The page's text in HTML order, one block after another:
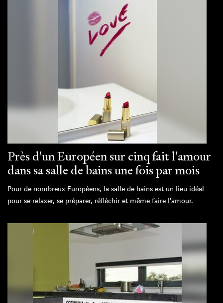
Près d'un Européen sur cinq fait l'amour
dans sa salle de bains une fois par mois
Pour de nombreux Européens, la salle de bains est un lieu idéal
pour se relaxer, se préparer, réfléchir et même faire l'amour.